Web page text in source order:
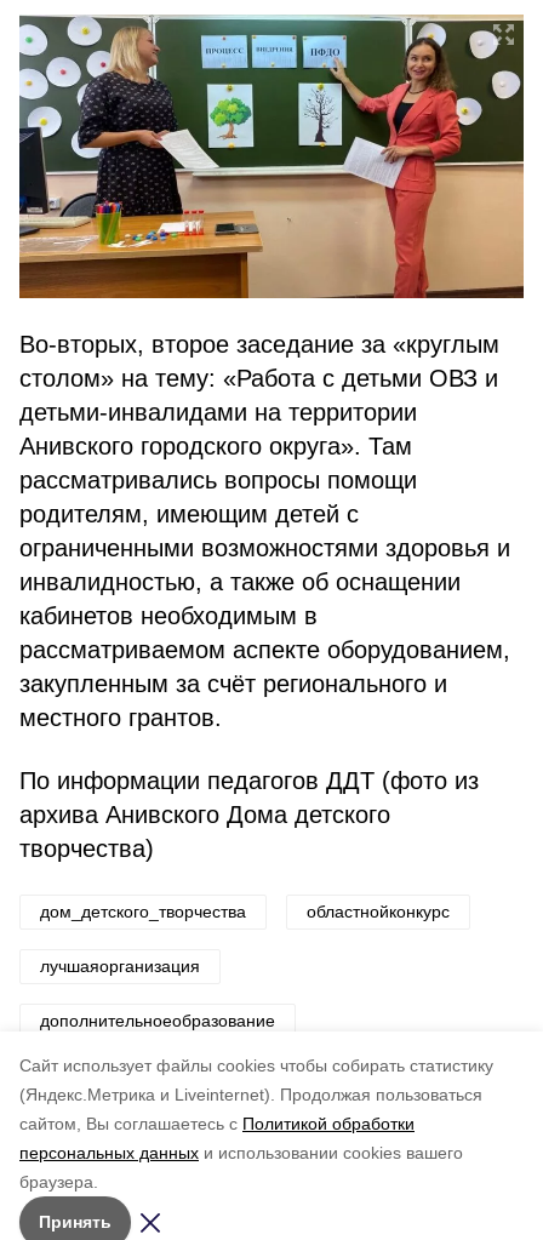
Cайт использует файлы cookies чтобы собирать статистику
(Яндекс.Метрика и Liveinternet).
Продолжая пользоваться
сайтом, Вы соглашаетесь с Политикой обработки
персональных данных и использовании cookies вашего
браузера.
Принять
Во-вторых, второе заседание за «круглым
столом» на тему: «Работа с детьми ОВЗ и
детьми-инвалидами на территории
Анивского городского округа». Там
рассматривались вопросы помощи
родителям, имеющим детей с
ограниченными возможностями здоровья и
инвалидностью, а также об оснащении
кабинетов необходимым в
рассматриваемом аспекте оборудованием,
закупленным за счёт регионального и
местного грантов.
По информации педагогов ДДТ (фото из
архива Анивского Дома детского
творчества)
дом_детского_творчества областнойконкурс
лучшаяорганизация
дополнительноеобразование
Авторы: ADMIN admin
по оценке
5